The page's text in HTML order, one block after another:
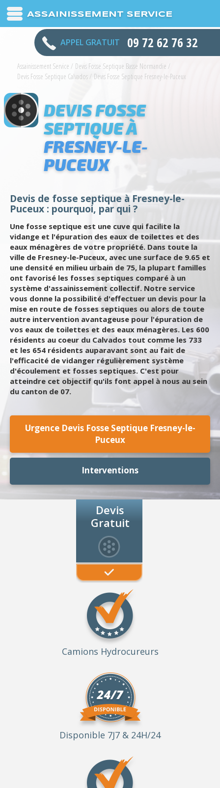
ASSAINISSEMENT SERVICE
APPEL GRATUIT 09 72 62 76 32
Assainissement Service / Devis Fosse Septique Basse Normandie /
Devis Fosse Septique Calvados / Devis Fosse Septique Fresney-le-Puceux
DEVIS FOSSE
SEPTIQUE À
FRESNEY-LE-
PUCEUX
Devis de fosse septique à Fresney-le-
Puceux : pourquoi, par qui ?
Une fosse septique est une cuve qui facilite la
vidange et l'épuration des eaux de toilettes et des
eaux ménagères de votre propriété. Dans toute la
ville de Fresney-le-Puceux, avec une surface de 9.65 et
une densité en milieu urbain de 75, la plupart familles
ont favorisé les fosses septiques comparé à un
système d'assainissement collectif. Notre service
vous donne la possibilité d'effectuer un devis pour la
mise en route de fosses septiques ou alors de toute
autre intervention avantageuse pour l'épuration de
vos eaux de toilettes et des eaux ménagères. Les 600
résidents au coeur du Calvados tout comme les 733
et les 654 résidents auparavant sont au fait de
l'efficacité de vidanger régulièrement système
d'écoulement et fosses septiques. C'est pour
atteindre cet objectif qu'ils font appel à nous au sein
du canton de 07.
Urgence Devis Fosse Septique Fresney-le-
Puceux
Interventions
Devis
Gratuit
Camions Hydrocureurs
Disponible 7J7 & 24H/24